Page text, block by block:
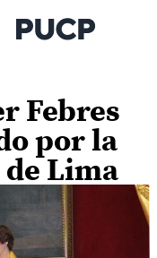
Febres
por la
Lima